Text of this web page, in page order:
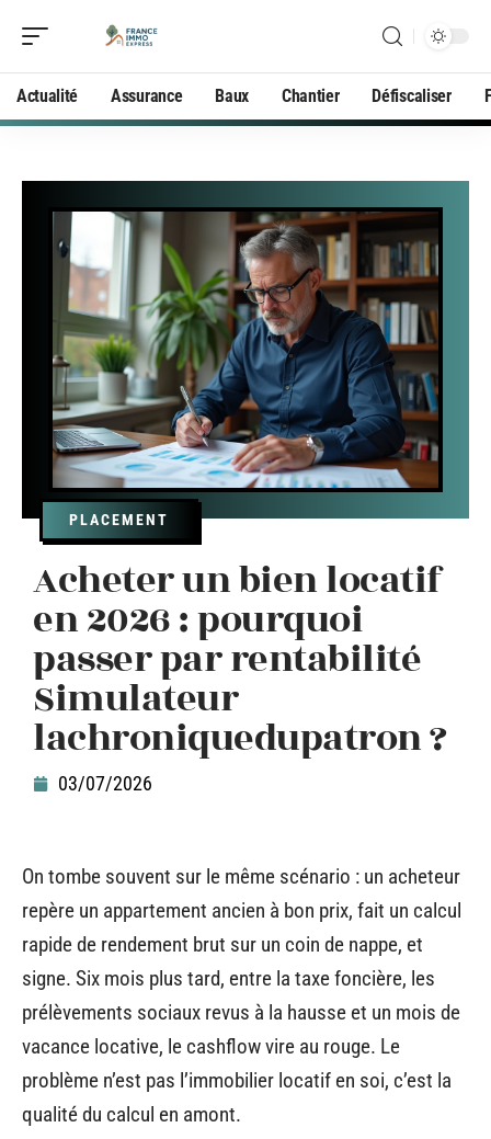
Actualité Assurance Baux Chantier Défiscaliser
PLACEMENT
Acheter un bien locatif
en 2026 : pourquoi
passer par rentabilité
Simulateur
lachroniquedupatron ?
03/07/2026
On tombe souvent sur le même scénario : un acheteur
repère un appartement ancien à bon prix, fait un calcul
rapide de rendement brut sur un coin de nappe, et
signe. Six mois plus tard, entre la taxe foncière, les
prélèvements sociaux revus à la hausse et un mois de
vacance locative, le cashflow vire au rouge. Le
problème n’est pas l’immobilier locatif en soi, c’est la
qualité du calcul en amont.